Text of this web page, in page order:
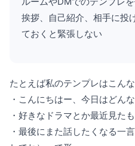
挨拶、自己紹介、相手に投
ておくと緊張しない
たとえば私のテンプレはこん
・こんにちはー、今日はどん
・好きなドラマとか最近見た
・最後にまた話したくなる一